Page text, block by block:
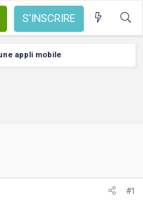
S'INSCRIRE
appli mobile
#1